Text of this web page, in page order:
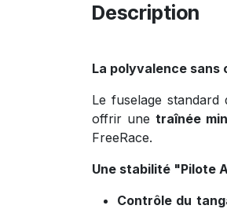
Description
La polyvalence sans
Le fuselage
offrir une traînée
FreeRace.
Une stabilité "Pilote
Contrôle du